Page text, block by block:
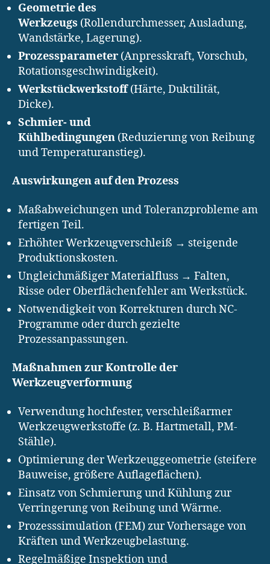
Geometrie des
Werkzeugs (Rollendurchmesser, Ausladung,
Wandstärke, Lagerung).
Prozessparameter (Anpresskraft, Vorschub,
Rotationsgeschwindigkeit).
Werkstückwerkstoff(Härte, Duktilität,
Dicke).
Schmier- und
Kühlbedingungen (Reduzierung von Reibung
und Temperaturanstieg).
Auswirkungen auf den Prozess
Maßabweichungen und Toleranzprobleme am
fertigen Teil.
Erhöhter Werkzeugverschleiß → steigende
Produktionskosten.
Ungleichmäßiger Materialfluss → Falten,
Risse oder Oberflächenfehler am Werkstück.
Notwendigkeit von Korrekturen durch NC-
Programme oder durch gezielte
Prozessanpassungen.
Maßnahmen zur Kontrolle der
Werkzeugverformung
Verwendung hochfester, verschleißarmer
Werkzeugwerkstoffe (z. B. Hartmetall, PM-
Stähle).
Optimierung der Werkzeuggeometrie (steifere
Bauweise, größere Auflageflächen).
Einsatz von Schmierung und Kühlung zur
Verringerung von Reibung und Wärme.
Prozesssimulation (FEM) zur Vorhersage von
Kräften und Werkzeugbelastung.
Regelmäßige Inspektion und